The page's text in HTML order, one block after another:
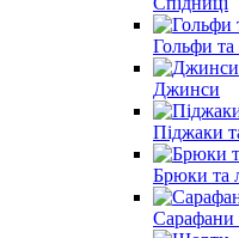
Гольфи та
Джинси
Піджаки
Брюки та
Сарафани